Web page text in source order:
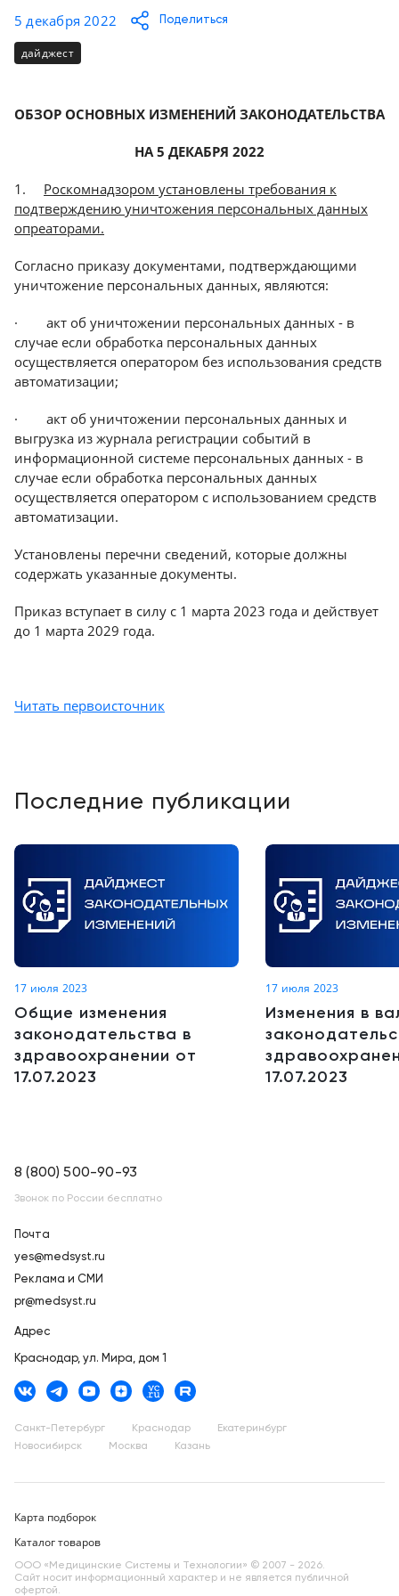
Trade-
in
Демозалы
оплата
Отзывы
о
товарах
Контакты
(800)
500-
Краснодар
5 декабря 2022 Поделиться
дайджест
ОБЗОР ОСНОВНЫХ ИЗМЕНЕНИЙ ЗАКОНОДАТЕЛЬСТВА
НА 5 ДЕКАБРЯ 2022
1. Роскомнадзором установлены требования к
подтверждению уничтожения персональных данных
опреаторами.
Согласно приказу документами, подтверждающими
уничтожение персональных данных, являются:
· акт об уничтожении персональных данных - в
случае если обработка персональных данных
осуществляется оператором без использования средств
автоматизации;
· акт об уничтожении персональных данных и
выгрузка из журнала регистрации событий в
информационной системе персональных данных - в
случае если обработка персональных данных
осуществляется оператором с использованием средств
автоматизации.
Установлены перечни сведений, которые должны
содержать указанные документы.
Приказ вступает в силу с 1 марта 2023 года и действует
до 1 марта 2029 года.
Читать первоисточник
Последние публикации
17 июля 2023
Общие изменения
законодательства в
здравоохранении от
17.07.2023
17 июля 2023
Изменения в
17.07.2023
8 (800) 500-90-93
Звонок по России бесплатно
Почта
yes@medsyst.ru
Реклама и СМИ
pr@medsyst.ru
Адрес
Краснодар, ул. Мира, дом 1
Санкт-Петербург Краснодар
Екатеринбург
Новосибирск
Москва Казань
Карта подборок
Каталог товаров
ООО «Медицинские Системы и Технологии» © 2007 - 2026.
Сайт носит информационный характер и не является публичной
офертой.